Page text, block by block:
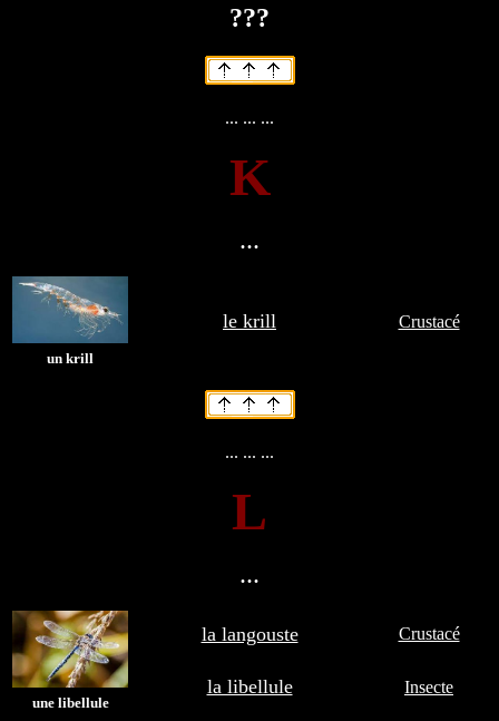
???
... ... ...
K
...
un krill
le krill Crustacé
... ... ...
L
...
une libellule
la langouste Crustacé
la libellule Insecte